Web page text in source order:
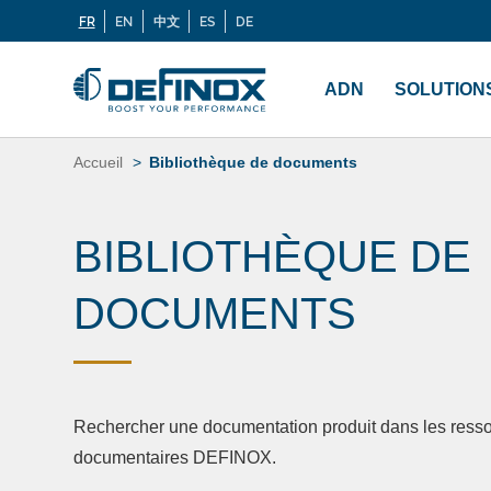
Langues
FR EN 中文 ES DE
Aller
au
contenu
principal
ADN
Si vous recherchez une documentation, cliquez
Accueil Bibliothèque de documents
BIBLIOTHÈQUE DE
DOCUMENTS
Rechercher une documentation produit dans les
documentaires DEFINOX.